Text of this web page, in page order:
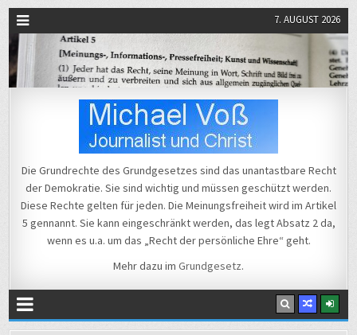
7. AUGUST 2026
Michael Voß
Die Grundrechte des Grundgesetzes sind das unantastbare Recht
der Demokratie. Sie sind wichtig und müssen geschützt werden.
Diese Rechte gelten für jeden. Die Meinungsfreiheit wird im Artikel
5 gennannt. Sie kann eingeschränkt werden, das legt Absatz 2 da,
wenn es u.a. um das „Recht der persönliche Ehre“ geht.
Mehr dazu im Grundgesetz.